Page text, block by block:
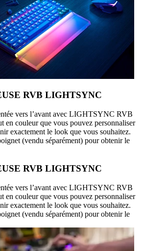
RVB LIGHTSYNC
vers l’avant avec LIGHTSYNC RVB
en couleur que vous pouvez personnaliser
exactement le look que vous souhaitez.
(vendu séparément) pour obtenir le
RVB LIGHTSYNC
vers l’avant avec LIGHTSYNC RVB
en couleur que vous pouvez personnaliser
exactement le look que vous souhaitez.
(vendu séparément) pour obtenir le